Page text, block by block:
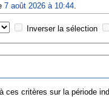
7 août 2026 à 10:44.
Inverser la sélection
ces critères sur la période